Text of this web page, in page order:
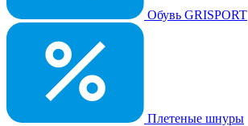
Обувь GRISPORT
Плетеные шнуры